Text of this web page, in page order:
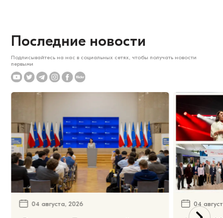
Последние новости
Подписывайтесь на нас в социальных сетях, чтобы получать новости
первыми
04 августа, 2026 04